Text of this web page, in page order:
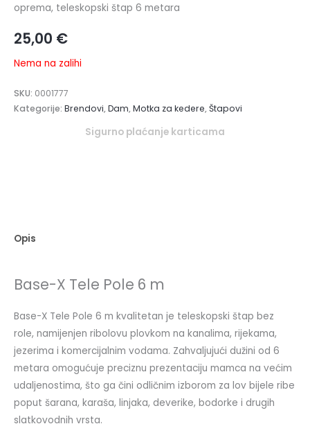
oprema, teleskopski štap 6 metara
25,00 €
Nema na zalihi
SKU: 0001777
Kategorije: Brendovi,Dam,Motka za kedere,Štapovi
Sigurno plaćanje karticama
Opis
Base-X Tele Pole 6 m
Base-X Tele Pole 6 m kvalitetan je teleskopski štap bez
role, namijenjen ribolovu plovkom na kanalima, rijekama,
jezerima i komercijalnim vodama. Zahvaljujući dužini od 6
metara omogućuje preciznu prezentaciju mamca na većim
udaljenostima, što ga čini odličnim izborom za lov bijele ribe
poput šarana, karaša, linjaka, deverike, bodorke i drugih
slatkovodnih vrsta.